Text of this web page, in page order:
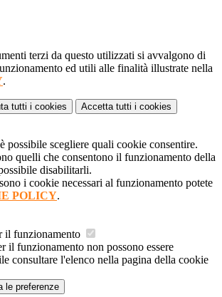
terzi da questo utilizzati si avvalgono di
ed utili alle finalità illustrate nella
.
tutti i cookies Accetta tutti i cookies
possibile scegliere quali cookie consentire.
quelli che consentono il funzionamento della
disabilitarli.
i cookie necessari al funzionamento potete
POLICY.
il funzionamento
il funzionamento non possono essere
consultare l'elenco nella pagina della cookie
le preferenze